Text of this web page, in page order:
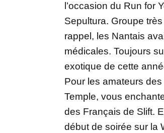
l’occasion du Run for
Sepultura. Groupe
rappel, les Nantais
médicales. Toujours
exotique de cette
Pour les amateurs
Temple, vous
des Français de Slift.
début de soirée sur la